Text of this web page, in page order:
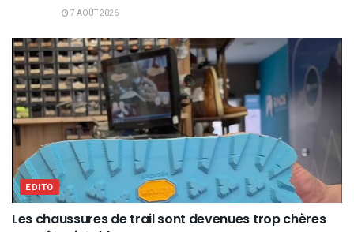
7 AOÛT 2026
EDITO
Les chaussures de trail sont devenues trop chères